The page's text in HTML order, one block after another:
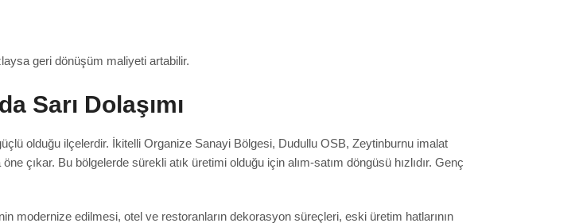
geri dönüşüm maliyeti artabilir.
Sarı Dolaşımı
olduğu ilçelerdir. İkitelli Organize Sanayi Bölgesi, Dudullu OSB, Zeytinburnu imalat
çıkar. Bu bölgelerde sürekli atık üretimi olduğu için alım-satım döngüsü hızlıdır. Genç
modernize edilmesi, otel ve restoranların dekorasyon süreçleri, eski üretim hatlarının